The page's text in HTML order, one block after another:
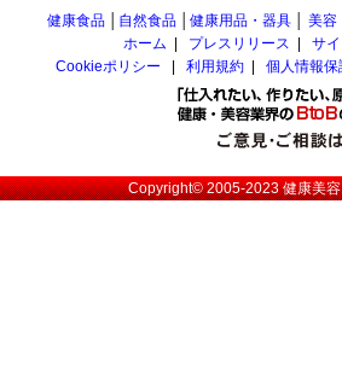
健康食品 自然食品 健康用品・器具 美容
ホーム
プレスリリース
サ
Cookieポリシー
利用規約 個人情報
Copyright© 2005-2023健康美